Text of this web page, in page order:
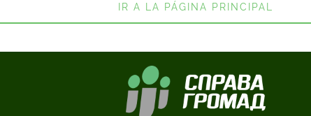
IR A LA PÁGINA PRINCIPAL